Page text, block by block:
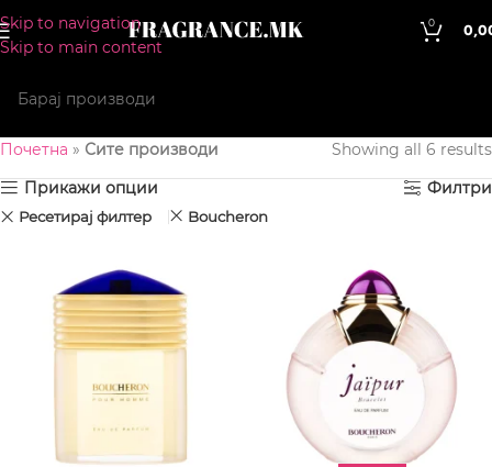
Skip to navigation
Skip to main content
0
Почетна » Сите производи
Showing all 6 results
Прикажи опции
Филтри
Ресетирај филтер Boucheron